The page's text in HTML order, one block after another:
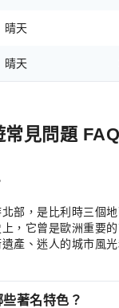
晴天
晴天
常見問題
部，是比利時三個
，它曾是歐洲重要的
產、迷人的城市風
著名特色？